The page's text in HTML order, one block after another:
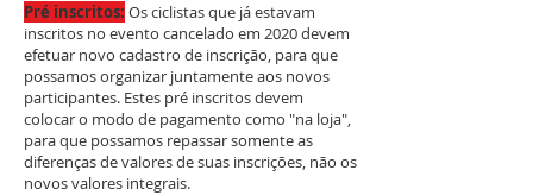
Pré inscritos: Os ciclistas que já estavam
inscritos no evento cancelado em 2020 devem
efetuar novo cadastro de inscrição, para que
possamos organizar juntamente aos novos
participantes. Estes pré inscritos devem
colocar o modo de pagamento como "na loja",
para que possamos repassar somente as
diferenças de valores de suas inscrições, não os
novos valores integrais.